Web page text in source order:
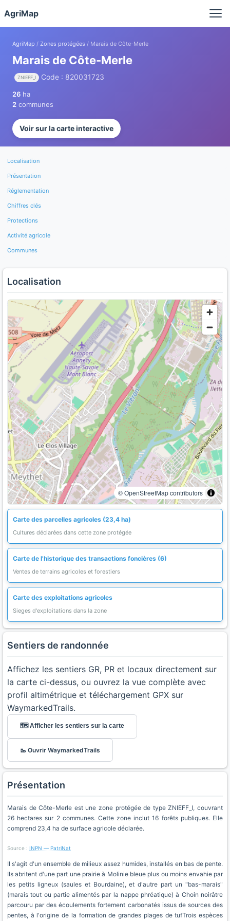
AgriMap
AgriMap / Zones protégées / Marais de Côte-Merle
Marais de Côte-Merle
ZNIEFF_I Code : 820031723
26 ha
2 communes
Voir sur la carte interactive
Localisation
Présentation
Réglementation
Chiffres clés
Protections
Activité agricole
Communes
Localisation
© OpenStreetMap contributors
Carte des parcelles agricoles (23,4 ha)
Cultures déclarées dans cette zone protégée
Carte de l'historique des transactions foncières (6)
Ventes de terrains agricoles et forestiers
Carte des exploitations agricoles
Sieges d'exploitations dans la zone
Sentiers de randonnée
Affichez les sentiers GR, PR et locaux directement sur
la carte ci-dessus, ou ouvrez la vue complète avec
profil altimétrique et téléchargement GPX sur
WaymarkedTrails.
🗺️ Afficher les sentiers sur la carte
🥾 Ouvrir WaymarkedTrails
Présentation
Marais de Côte-Merle est une zone protégée de type ZNIEFF_I, couvrant
26 hectares sur 2 communes. Cette zone inclut 16 forêts publiques. Elle
comprend 23,4 ha de surface agricole déclarée.
Source : INPN — PatriNat
Il s'agit d'un ensemble de milieux assez humides, installés en bas de pente.
Ils abritent d'une part une prairie à Molinie bleue plus ou moins envahie par
les petits ligneux (saules et Bourdaine), et d'autre part un "bas-marais"
(marais tout ou partie alimentés par la nappe phréatique) à Choin noirâtre
parcouru par des écoulements fortement carbonatés issus de sources des
pentes, à l'origine de la formation de grandes plages de tufTrois espèces